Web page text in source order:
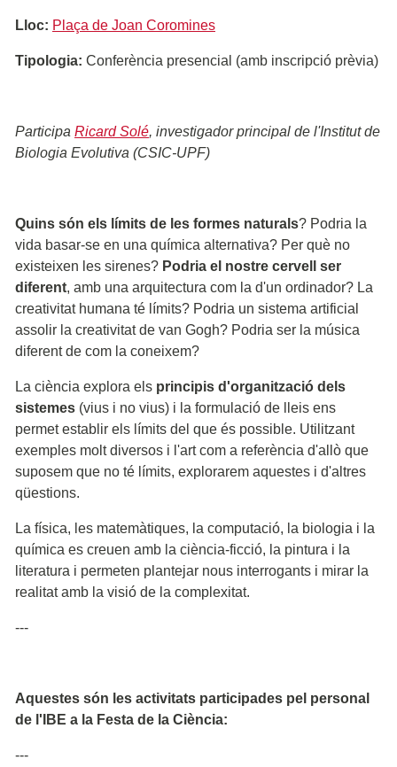
Lloc: Plaça de Joan Coromines
Tipologia: Conferència presencial (amb inscripció prèvia)
Participa Ricard Solé, investigador principal de l'Institut de
Biologia Evolutiva (CSIC-UPF)
Quins són els límits de les formes naturals? Podria la
vida basar-se en una química alternativa? Per què no
existeixen les sirenes? Podria el nostre cervell ser
diferent, amb una arquitectura com la d'un ordinador? La
creativitat humana té límits? Podria un sistema artificial
assolir la creativitat de van Gogh? Podria ser la música
diferent de com la coneixem?
La ciència explora els principis d'organització dels
sistemes (vius i no vius) i la formulació de lleis ens
permet establir els límits del que és possible. Utilitzant
exemples molt diversos i l'art com a referència d'allò que
suposem que no té límits, explorarem aquestes i d'altres
qüestions.
La física, les matemàtiques, la computació, la biologia i la
química es creuen amb la ciència-ficció, la pintura i la
literatura i permeten plantejar nous interrogants i mirar la
realitat amb la visió de la complexitat.
---
Aquestes són les activitats participades pel personal
de l'IBE a la Festa de la Ciència:
---